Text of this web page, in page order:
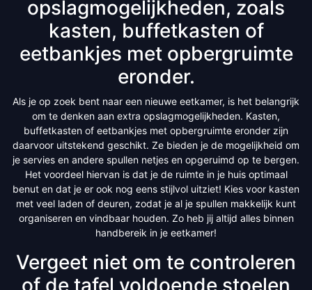
opslagmogelijkheden, zoals
kasten, buffetkasten of
eetbankjes met opbergruimte
eronder.
Als je op zoek bent naar een nieuwe eetkamer, is het belangrijk
om te denken aan extra opslagmogelijkheden. Kasten,
buffetkasten of eetbankjes met opbergruimte eronder zijn
daarvoor uitstekend geschikt. Ze bieden je de mogelijkheid om
je servies en andere spullen netjes en opgeruimd op te bergen.
Het voordeel hiervan is dat je de ruimte in je huis optimaal
benut en dat je er ook nog eens stijlvol uitziet! Kies voor kasten
met veel laden of deuren, zodat je al je spullen makkelijk kunt
organiseren en vindbaar houden. Zo heb jij altijd alles binnen
handbereik in je eetkamer!
Vergeet niet om te controleren
of de tafel voldoende stoelen